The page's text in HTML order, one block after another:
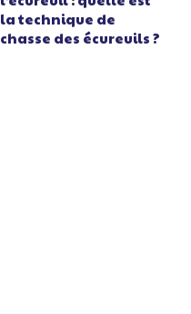
la technique de
chasse des écureuils ?